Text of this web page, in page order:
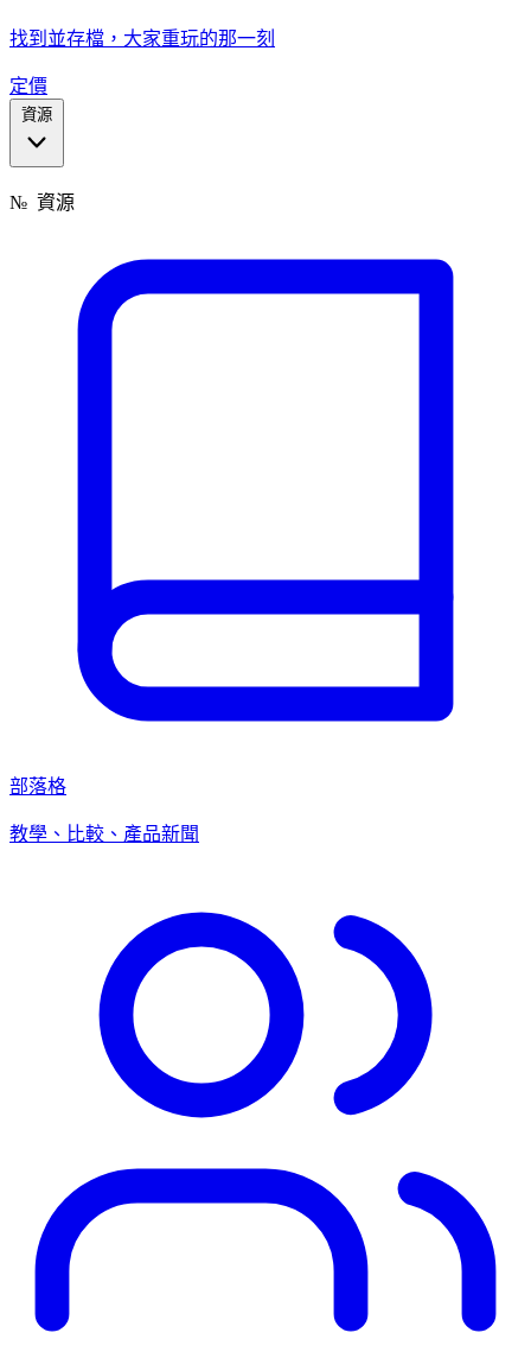
找到並存檔，大家重玩的那一刻
定價
資源
№ 資源
部落格
教學、比較、產品新聞